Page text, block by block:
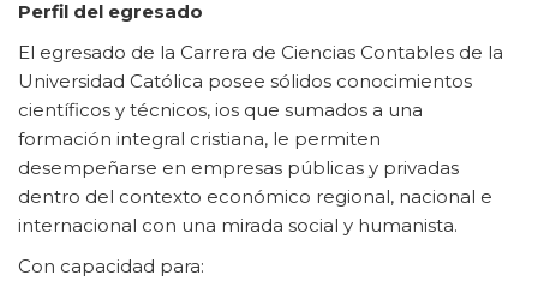
Perfil del egresado
El egresado de la Carrera de Ciencias Contables de la
Universidad Católica posee sólidos conocimientos
científicos y técnicos, ios que sumados a una
formación integral cristiana, le permiten
desempeñarse en empresas públicas y privadas
dentro del contexto económico regional, nacional e
internacional con una mirada social y humanista.
Con capacidad para: